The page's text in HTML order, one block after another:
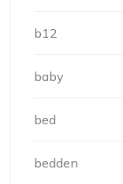
b12
baby
bed
bedden